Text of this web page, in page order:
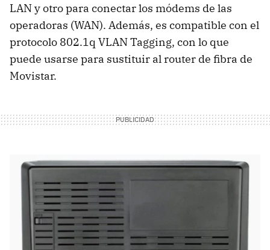
LAN y otro para conectar los módems de las
operadoras (WAN). Además, es compatible con el
protocolo 802.1q VLAN Tagging, con lo que
puede usarse para sustituir al router de fibra de
Movistar.